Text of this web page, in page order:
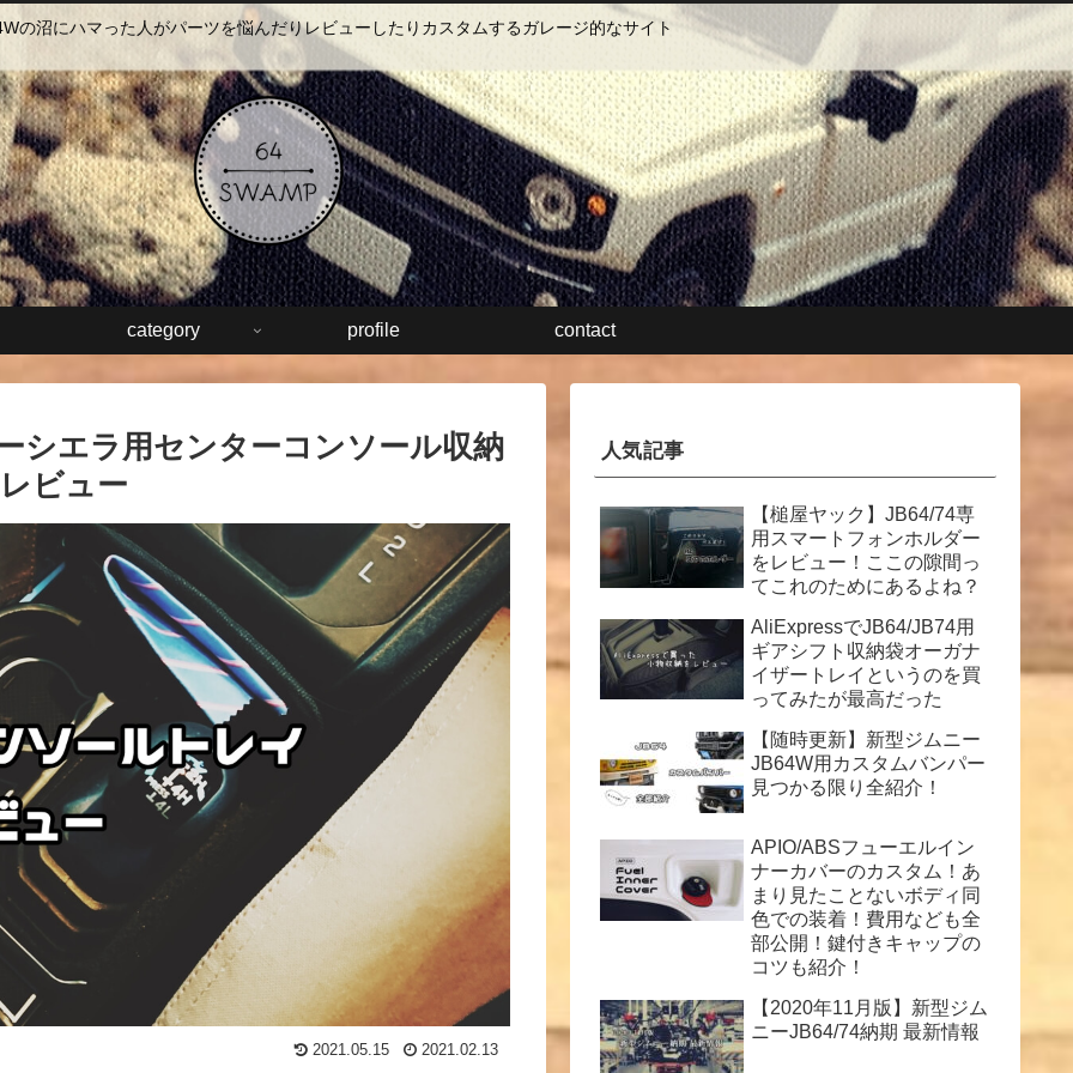
の沼にハマった人がパーツを悩んだりレビューしたりカスタムするガレージ的なサイト
category profile contact
シエラ用センターコンソール収納
ビュー
2021.05.15 2021.02.13
人気記事
【槌屋ヤック】JB64/74専
用スマートフォンホルダー
をレビュー！ここの隙間っ
てこれのためにあるよね？
AliExpressでJB64/JB74用
ギアシフト収納袋オーガナ
イザートレイというのを買
ってみたが最高だった
【随時更新】新型ジムニー
JB64W用カスタムバンパー
見つかる限り全紹介！
APIO/ABSフューエルイン
ナーカバーのカスタム！あ
まり見たことないボディ同
色での装着！費用なども全
部公開！鍵付きキャップの
コツも紹介！
【2020年11月版】新型ジム
ニーJB64/74納期 最新情報